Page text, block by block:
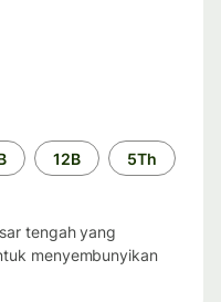
12B 5Th
tengah yang
menyembunyikan